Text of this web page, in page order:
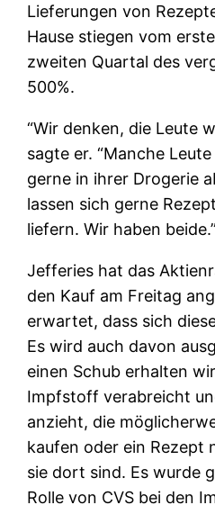
Lieferungen von
Hause stiegen vom
zweiten Quartal des
500%.
“Wir denken, die Leute
sagte er. “Manche
gerne in ihrer Drogerie
lassen sich gerne
liefern. Wir haben beide.”
Jefferies hat das
den Kauf am Freitag
erwartet, dass sich
Es wird auch davon
einen Schub erhalten
Impfstoff verabreicht
anzieht, die
kaufen oder ein Rezept
sie dort sind. Es wurde
Rolle von CVS bei den